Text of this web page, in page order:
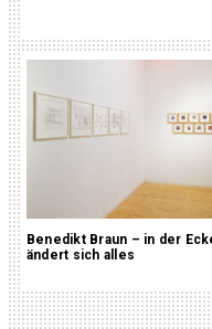
Benedikt Braun – in der
ändert sich alles